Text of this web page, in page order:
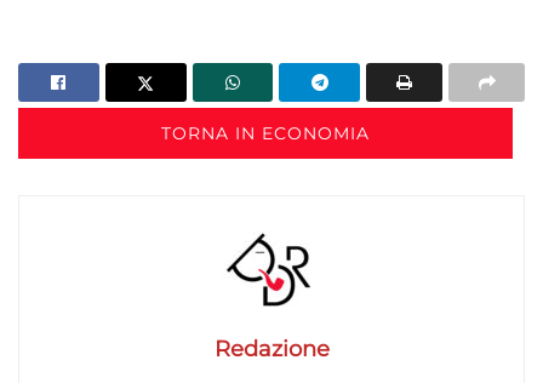
TORNA IN ECONOMIA
Redazione